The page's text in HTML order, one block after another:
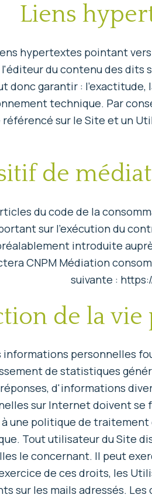
Liens
hypertextes pointant
du contenu des dits
donc garantir : l'exactitude,
technique. Par
sur le Site et un
de
du code de la
sur l'exécution du
introduite
CNPM Médiation
suivante :
de la
personnelles
de statistiques
d'informations
sur Internet doivent se
une politique de
Tout utilisateur du Site
le concernant. Il peut
de ces droits, les
sur les mails adressés.